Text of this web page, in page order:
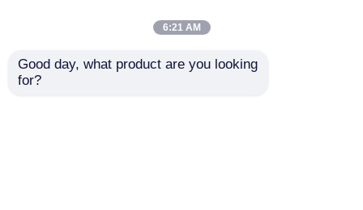
96tests/Kit
6:21 AM
Good day, what product are you looking
for?